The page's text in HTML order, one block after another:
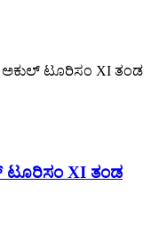
ಟೂರಿಸಂ XI ತಂಡ
ಟೂರಿಸಂ XI ತಂಡ